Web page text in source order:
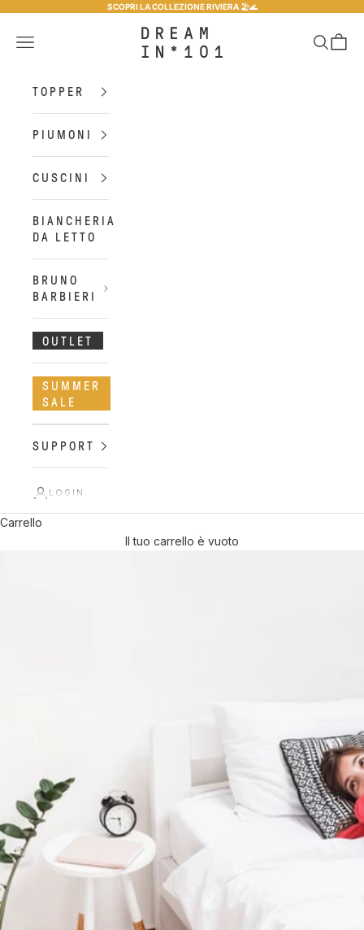
SCOPRI LA COLLEZIONE RIVIERA 🏖️​🌊​
Dreamin*101
Menù Cerca
TOPPER
PIUMONI
CUSCINI
BIANCHERIA
DA LETTO
BRUNO
BARBIERI
OUTLET
SUMMER
SALE
SUPPORT
LOGIN
Carrello
Il tuo carrello è vuoto